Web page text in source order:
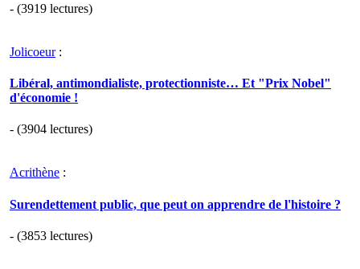
- (3919 lectures)
Jolicoeur:
Libéral, antimondialiste, protectionniste… Et "Prix Nobel"
d'économie !
- (3904 lectures)
Acrithène :
Surendettement public, que peut on apprendre de l'histoire ?
- (3853 lectures)